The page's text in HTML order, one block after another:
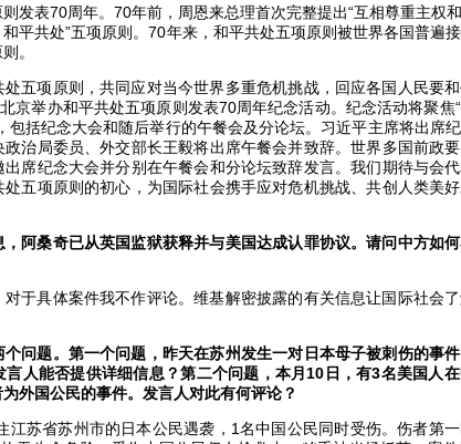
发表70周年。70年前，周恩来总理首次完整提出“互相尊重主权
平共处”五项原则。70年来，和平共处五项原则被世界各国普遍
。
五项原则，共同应对当今世界多重危机挑战，回应各国人民要
京举办和平共处五项原则发表70周年纪念活动。纪念活动将聚焦
包括纪念大会和随后举行的午餐会及分论坛。习近平主席将出席
治局委员、外交部长王毅将出席午餐会并致辞。世界多国前政
席纪念大会并分别在午餐会和分论坛致辞发言。我们期待与会
五项原则的初心，为国际社会携手应对危机挑战、共创人类美
阿桑奇已从英国监狱获释并与美国达成认罪协议。请问中方如
于具体案件我不作评论。维基解密披露的有关信息让国际社会
个问题。第一个问题，昨天在苏州发生一对日本母子被刺伤的事
人能否提供详细信息？第二个问题，本月10日，有3名美国人
外国公民的事件。发言人对此有何评论？
江苏省苏州市的日本公民遇袭，1名中国公民同时受伤。伤者第